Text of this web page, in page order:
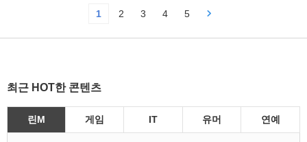
1 2 3 4 5
최근 HOT한 콘텐츠
린M 게임 IT 유머 연예